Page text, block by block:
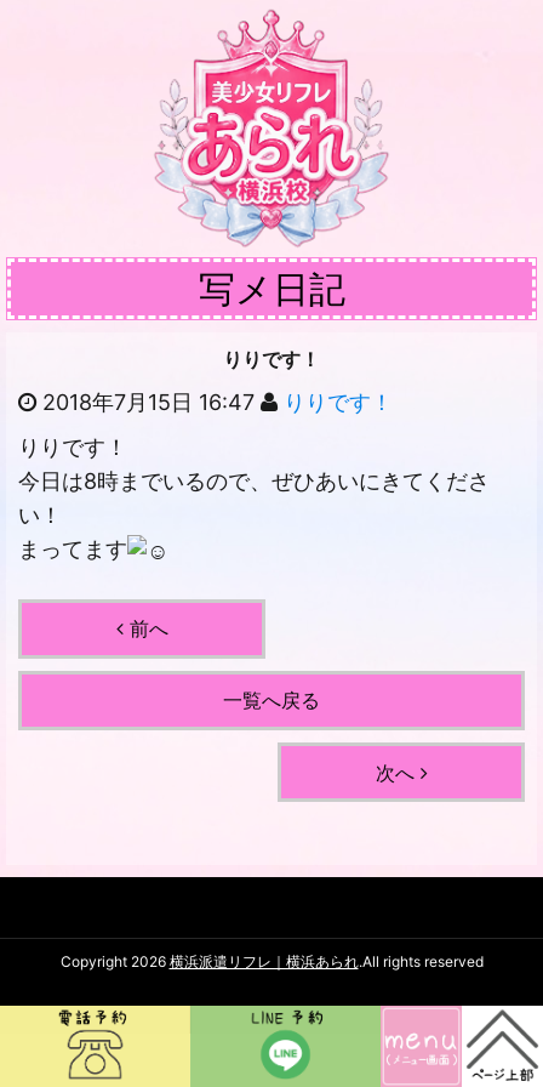
写メ日記
りりです！
2018年7月15日 16:47
りりです！
りりです！
今日は8時までいるので、ぜひあいにきてくださ
い！
まってます
前へ
一覧へ戻る
次へ
Copyright 2026 横浜派遣リフレ｜横浜あられ.All rights reserved